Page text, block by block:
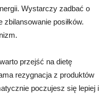
Wystarczy zadbać o
zbilansowanie posiłków.
przejść na dietę
rezygnacja z produktów
poczujesz się lepiej i